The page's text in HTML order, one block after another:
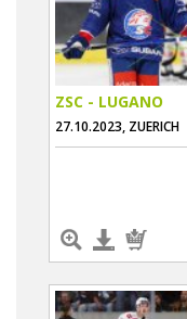
ZSC - LUGANO
27.10.2023, ZUERICH